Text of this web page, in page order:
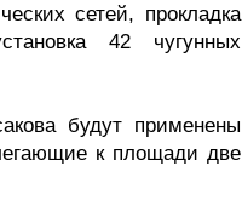
сетей, прокладка
42 чугунных
будут применены
к площади две